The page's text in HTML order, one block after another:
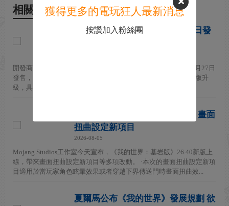
相關新聞
《我的世界》Switch 2版10月27日發
開發商Mojang Studios宣布，《我的世界》Switch 2版本將於10月27日
發售，登陸Switch 2。Switch版《我的世界》玩家將可通過數字版升
級，具體細節稍後公布。 Switch ...
《我的世界：基岩版》新版上線 畫面
扭曲設定新項目
2026-08-05
Mojang Studios工作室今天宣布，《我的世界：基岩版》26.40新版上
線，帶來畫面扭曲設定新項目等多項改動。 ·本次的畫面扭曲設定新項
目適用於當玩家角色眩暈效果或者穿越下界傳送門時畫面扭曲效...
夏爾馬公布《我的世界》發展規劃 欲
獲得更多的電玩狂人最新消息
按讚加入粉絲團